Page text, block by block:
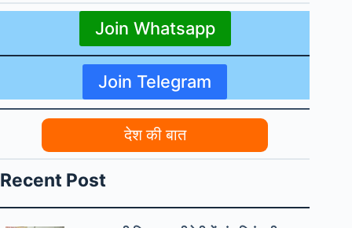
Join Whatsapp
Join Telegram
देश की बात
Recent Post